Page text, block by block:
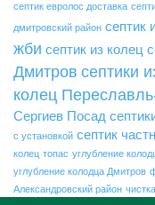
септик евролос доставка
дмитровский район септик
жби септик из колец
Дмитров септики
колец
Сергиев Посад
с установкой септик
колец топас углубление
углубление колодца Дмитров
Александровский район